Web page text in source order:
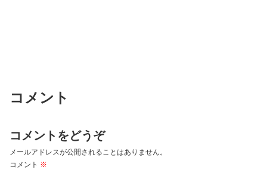
コメント
コメントをどうぞ
メールアドレスが公開されることはありません。
コメント ※